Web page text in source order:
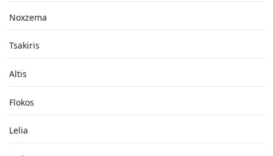
Noxzema
Tsakiris
Altis
Flokos
Lelia